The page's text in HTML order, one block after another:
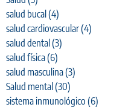
salud bucal (4)
salud cardiovascular(4)
salud dental (3)
salud física(6)
salud masculina(3)
Salud mental (30)
sistema inmunológico (6)